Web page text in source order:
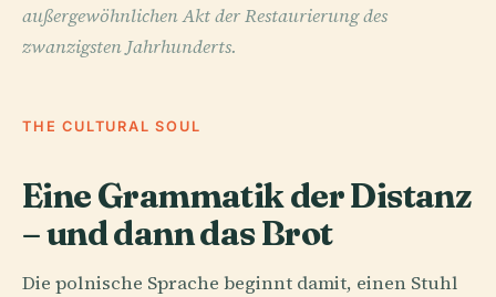
außergewöhnlichen Akt der Restaurierung des
zwanzigsten Jahrhunderts.
THE CULTURAL SOUL
Eine Grammatik der Distanz
– und dann das Brot
Die polnische Sprache beginnt damit, einen Stuhl